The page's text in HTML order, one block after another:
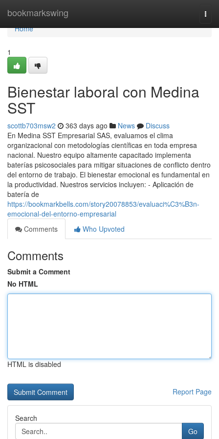
bookmarkswing
Home
Home
1
Bienestar laboral con Medina
SST
scottb703msw2 363 days ago News
Discuss
En Medina SST Empresarial SAS, evaluamos el clima
organizacional con metodologías científicas en toda empresa
nacional. Nuestro equipo altamente capacitado implementa
baterías psicosociales para mitigar situaciones de conflicto dentro
del entorno de trabajo. El bienestar emocional es fundamental en
la productividad. Nuestros servicios incluyen: - Aplicación de
batería de
https://bookmarkbells.com/story20078853/evaluaci%C3%B3n-
emocional-del-entorno-empresarial
Comments
Who Upvoted
Comments
Submit a Comment
No HTML
HTML is disabled
Report Page
Search
Go